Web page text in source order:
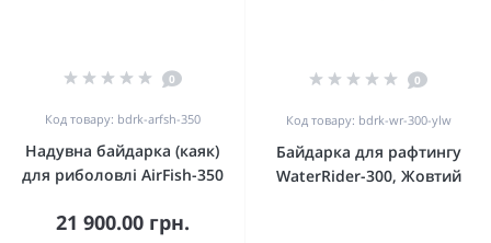
0
Код товару: bdrk-arfsh-350
Надувна байдарка (каяк)
для риболовлі AirFish-350
21 900.00 грн.
0
Код товару: bdrk-wr-300-ylw
Байдарка для рафтингу
WaterRider-300, Жовтий